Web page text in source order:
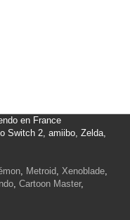
en France
Switch 2, amiibo, Zelda,
, Metroid, Xenoblade,
, Cartoon Master,